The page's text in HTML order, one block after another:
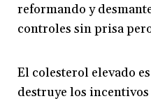
reformando y
controles sin prisa
El colesterol elevado
destruye los